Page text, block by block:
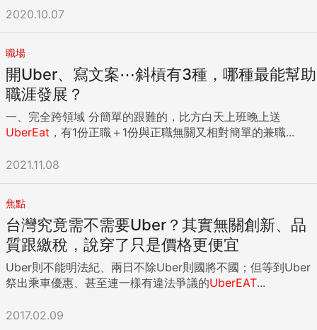
時，他們提出了台灣市場在2027年底要做到轉虧為盈的目標，
並預計台灣業務在2028年可貢獻至少6000萬美元EBITDA，且
長期逐步提升至4%以上的利潤率。 不同於蝦皮、酷澎初進台
灣，重點在開拓市場，這次透過併購進入台灣市場的Grab，更
著重的是收成。 然而，Grab對於台灣未來獲利表現的美好願
景，主要是奠基於台灣的高GDP成長率、單身家庭比例、
foodpanda的市場觸及率等，卻漏提了幾項關鍵挑戰。 外送專
法，被低估的挑戰 第一，即便Grab對比當初的Uber Eats，基
本上可以說是用打六折的價格買到foodpanda，看起來很划
算。然而，不同於Uber Eats與foodpanda的用戶、商家和外
送員，皆高度重複，幾乎沒有轉換成本；目標在2027初要完成
將上述foodpanda台灣資產全數轉移的Grab，勢必得先費一番
功夫。 Grab財務長Peter Oey直言：「我們預期在2026年和
2027年，會產生一些與整合工作相關的一次性成本。」 除此
之外，看好台灣外送市場仍有巨大成長潛力的Grab，也忘了提
及預計今年下半年就要上路的外送專法。 對外送平台來說，外
送專法是墊高營運成本的大魔王。面對這個大魔王，基本上只
有兩種選擇：一是自行吸收成本，二是將成本轉嫁給合作夥伴
選擇將成本轉嫁，則是可能導致市場萎縮。不論哪一個答案，
2020.10.07
職場
開Uber、寫文案⋯斜槓有3種，哪種最能幫助
職涯發展？
一、完全跨領域 分簡單的跟難的，比方白天上班晚上送
UberEat ，有1份正職＋1份與正職無關又相對簡單的兼職...
2021.11.08
焦點
台灣究竟需不需要Uber？其實無關創新、品
質跟繳稅，說穿了只是價格更便宜
Uber則不能明法紀、兩日不除Uber則國將不國；但等到Uber
祭出乘車優惠、甚至連一樣有違法爭議的UberEAT...
2017.02.09